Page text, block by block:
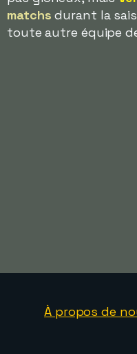
matchs durant la
toute autre équipe
À propos de